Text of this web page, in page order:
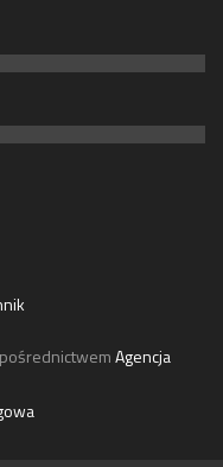
Agencja